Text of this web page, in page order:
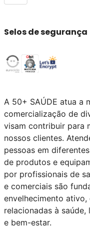
Selos de segurança
A 50+ SAÚDE atua a
comercialização de
visam contribuir para
nossos clientes.
pessoas em
de produtos e
por profissionais de
e comerciais são
envelhecimento
relacionadas à
e bem-estar.